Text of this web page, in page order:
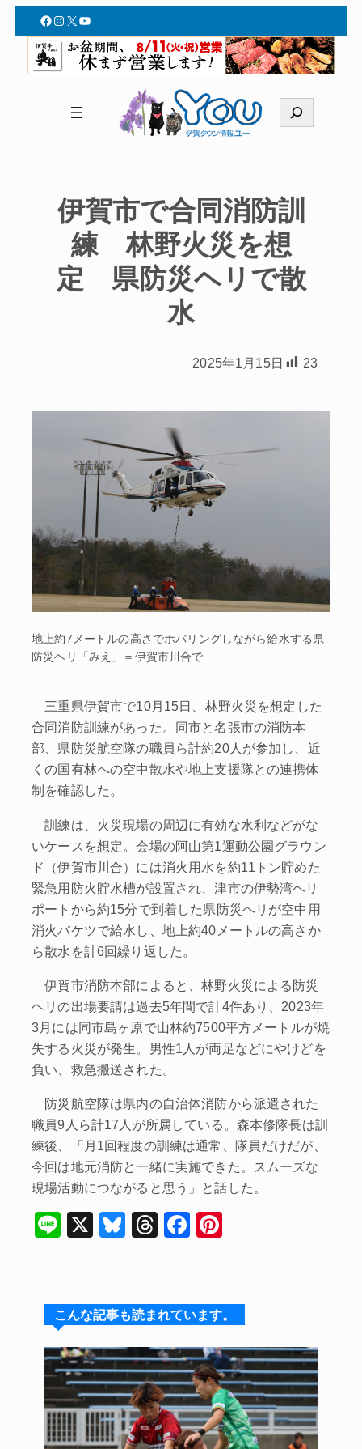
Facebook
Instagram
X YouTube
索
伊賀市で合同消防訓
練 林野火災を想
定 県防災ヘリで散
水
2025年1月15日 23
地上約7メートルの高さでホバリングしながら給水する県
防災ヘリ「みえ」＝伊賀市川合で
三重県伊賀市で10月15日、林野火災を想定した
合同消防訓練があった。同市と名張市の消防本
部、県防災航空隊の職員ら計約20人が参加し、近
くの国有林への空中散水や地上支援隊との連携体
制を確認した。
訓練は、火災現場の周辺に有効な水利などがな
いケースを想定。会場の阿山第1運動公園グラウン
ド（伊賀市川合）には消火用水を約11トン貯めた
緊急用防火貯水槽が設置され、津市の伊勢湾ヘリ
ポートから約15分で到着した県防災ヘリが空中用
消火バケツで給水し、地上約40メートルの高さか
ら散水を計6回繰り返した。
伊賀市消防本部によると、林野火災による防災
ヘリの出場要請は過去5年間で計4件あり、2023年
3月には同市島ヶ原で山林約7500平方メートルが焼
失する火災が発生。男性1人が両足などにやけどを
負い、救急搬送された。
防災航空隊は県内の自治体消防から派遣された
職員9人ら計17人が所属している。森本修隊長は訓
練後、「月1回程度の訓練は通常、隊員だけだが、
今回は地元消防と一緒に実施できた。スムーズな
現場活動につながると思う」と話した。
Li
X
Bl
s
k
y
T
a
d
s
F
e
b
o
o
k
e
st
こんな記事も読まれています。